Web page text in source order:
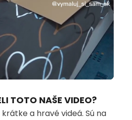
Loaded
72.82%
TOTO NAŠE VIDEO?
a hravé videá. Sú na